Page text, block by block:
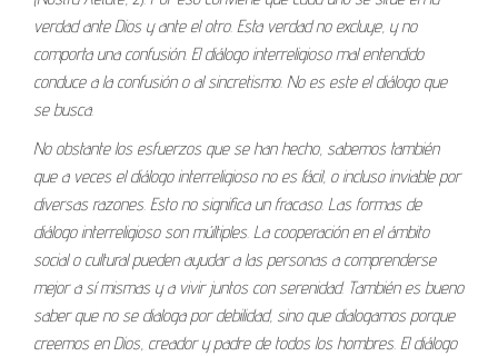
verdad ante Dios y ante el otro. Esta verdad no excluye, y no
comporta una confusión. El diálogo interreligioso mal entendido
conduce a la confusión o al sincretismo. No es este el diálogo que
se busca.
No obstante los esfuerzos que se han hecho, sabemos también
que a veces el diálogo interreligioso no es fácil, o incluso inviable por
diversas razones. Esto no significa un fracaso. Las formas de
diálogo interreligioso son múltiples. La cooperación en el ámbito
social o cultural pueden ayudar a las personas a comprenderse
mejor a sí mismas y a vivir juntos con serenidad. También es bueno
saber que no se dialoga por debilidad, sino que dialogamos porque
creemos en Dios, creador y padre de todos los hombres. El diálogo